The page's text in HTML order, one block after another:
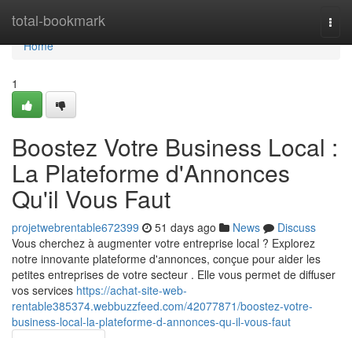
total-bookmark
Home
Home
1
Boostez Votre Business Local :
La Plateforme d'Annonces
Qu'il Vous Faut
projetwebrentable672399 51 days ago News
Discuss
Vous cherchez à augmenter votre entreprise local ? Explorez
notre innovante plateforme d'annonces, conçue pour aider les
petites entreprises de votre secteur . Elle vous permet de diffuser
vos services https://achat-site-web-
rentable385374.webbuzzfeed.com/42077871/boostez-votre-
business-local-la-plateforme-d-annonces-qu-il-vous-faut